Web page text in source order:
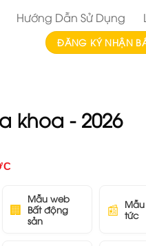
Hướng Dẫn Sử Dụng
ĐĂNG KÝ NHẬN
khoa - 2026
🏢
Mẫu web
Bất động
sản
📰 tức